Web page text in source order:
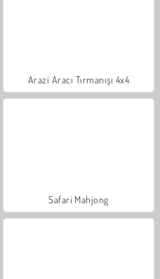
Arazi Aracı Tırmanışı 4x4
Safari Mahjong